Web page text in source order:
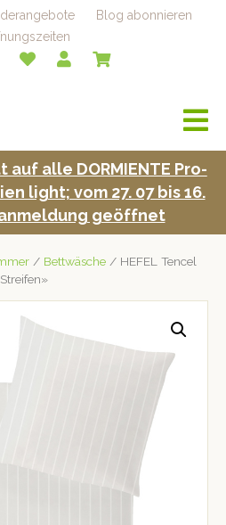
Blog abonnieren
a
v
i
auf alle DORMIENTE Pro­
light; vom 27. 07 bis 16.
geöffnet
/ Bettwäsche / HEFEL Tencel